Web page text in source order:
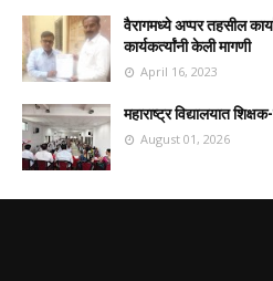
वैरागमध्ये अप्पर तहसील
कार्यकर्त्यांनी केली मागणी
April 16, 2023
महाराष्ट्र विद्यालयात
August 01, 2026